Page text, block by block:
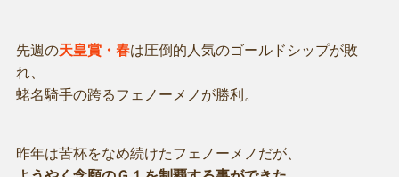
先週の天皇賞・春は圧倒的人気のゴールドシップが敗
れ、
蛯名騎手の跨るフェノーメノが勝利。
昨年は苦杯をなめ続けたフェノーメノだが、